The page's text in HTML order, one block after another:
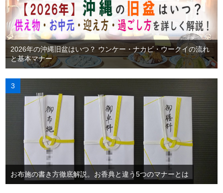
2026年の沖縄旧盆はいつ？ ウンケー・ナカビ・ウークイの流れ
と基本マナー
お布施の書き方徹底解説。お香典と違う5つのマナーとは